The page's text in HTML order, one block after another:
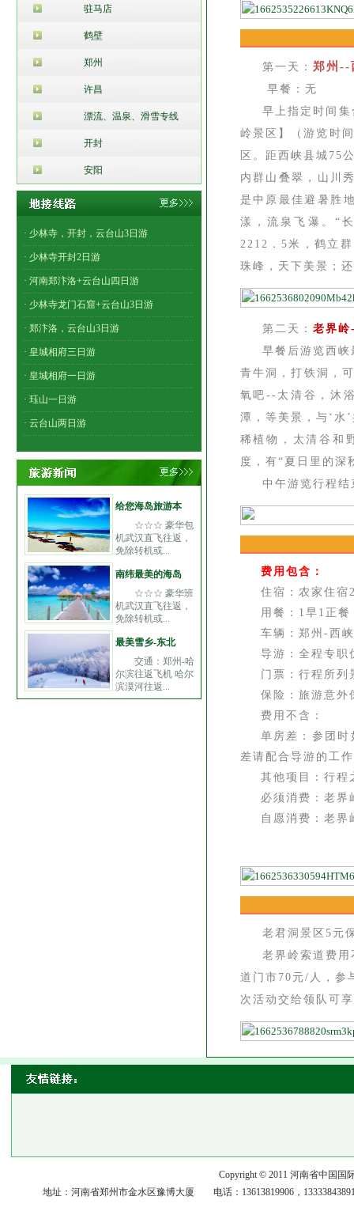
驻马店
鹤壁
郑州
许昌
漂流、温泉、滑雪专线
开封
安阳
· 少林寺，开封，云台山3日游
· 少林寺开封2日游
· 河南郑汴洛+云台山四日游
· 少林寺龙门石窟+云台山3日游
· 郑汴洛，云台山3日游
· 皇城相府三日游
· 皇城相府一日游
· 珏山一日游
· 云台山两日游
给您海岛旅游本
☆☆☆ 豪华包
机武汉直飞往返，
免除转机或...
南纬最美的海岛
☆☆☆ 豪华班
机武汉直飞往返，
免除转机或...
最美雪乡-东北
交通：郑州-哈
尔滨往返飞机 哈尔
滨漠河往返...
第一天： 郑州--
早餐：无 中
早上指定时间
岭景区】（游览时
区。距西峡县城75
内群山叠翠，山川
是中原最佳避暑胜
漾，流泉飞瀑。“
2212．5米，鹤立
珠峰，天下美景；
第二天： 老界
早餐后游览西
青牛洞，打铁洞，
氧吧--太清谷，沐
潭，等美景，与‘水
稀植物，太清谷和
度，有“夏日里的深
中午游览行程
费用包含：
住宿：农家住
用餐：1早1正餐
车辆：郑州-西
导游：全程专职
门票：行程所列
保险：旅游意外
费用不含：
单房差：参团
差请配合导游的工
其他项目：行程
必须消费：老
自愿消费：老
老君洞景区5元
老界岭索道费
道门市70元/人，参
次活动交给领队可
Copyright © 2011 河南省中国
地址：河南省郑州市金水区豫博大厦 电话：13613819906，13333843891